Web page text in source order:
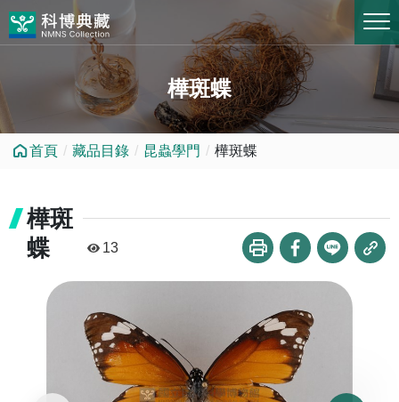
樺斑蝶
首頁 藏品目錄 昆蟲學門 樺斑蝶
樺斑
蝶
13